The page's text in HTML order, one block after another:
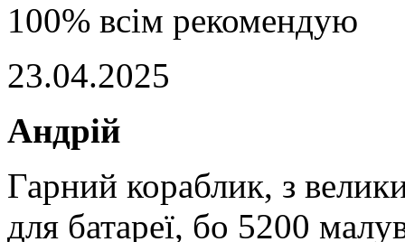
100% всім рекомендую
23.04.2025
Андрій
Гарний кораблик, з
для батареї, бо 5200